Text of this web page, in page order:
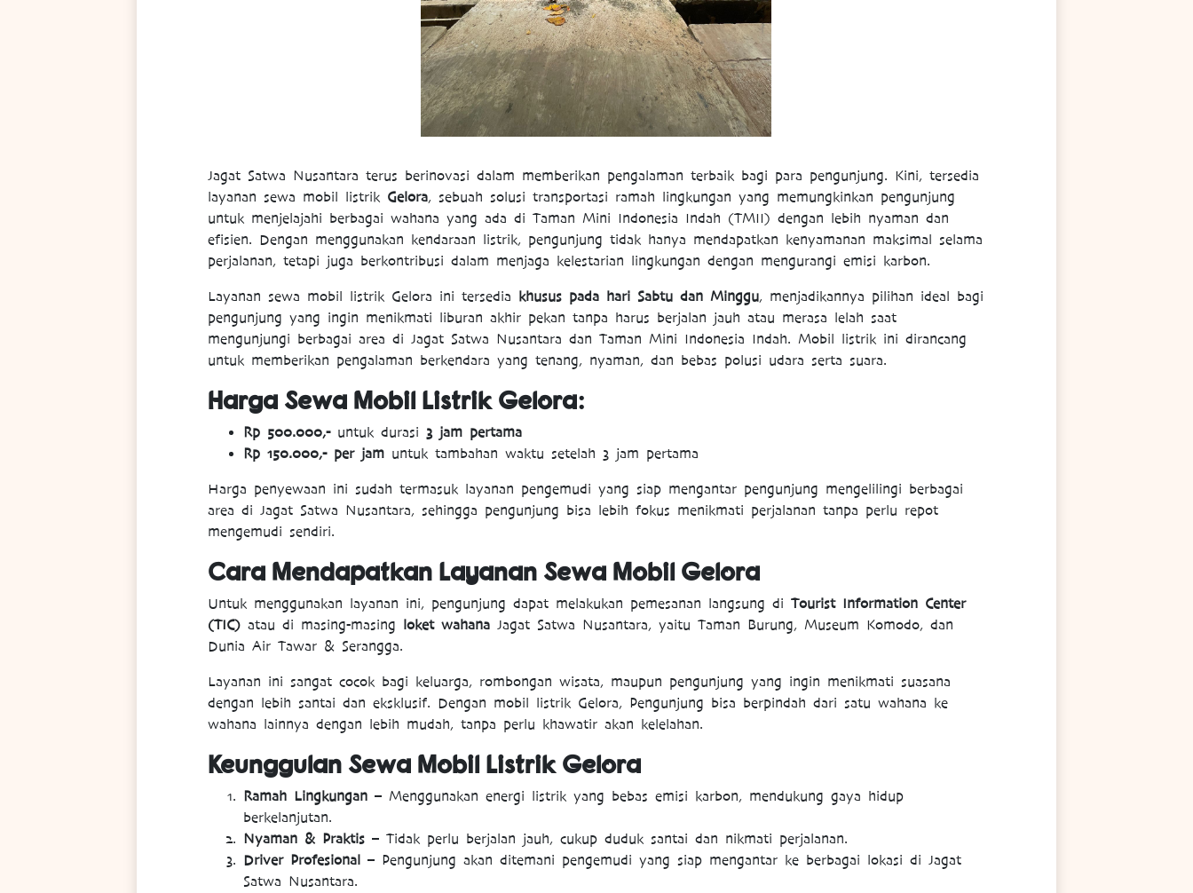
Jagat Satwa Nusantara terus berinovasi dalam memberikan pengalaman terbaik bagi para pengunjung. Kini, tersedia
layanan sewa mobil listrik Gelora, sebuah solusi transportasi ramah lingkungan yang memungkinkan pengunjung
untuk menjelajahi berbagai wahana yang ada di Taman Mini Indonesia Indah (TMII) dengan lebih nyaman dan
efisien. Dengan menggunakan kendaraan listrik, pengunjung tidak hanya mendapatkan kenyamanan maksimal selama
perjalanan, tetapi juga berkontribusi dalam menjaga kelestarian lingkungan dengan mengurangi emisi karbon.
Layanan sewa mobil listrik Gelora ini tersedia khusus pada hari Sabtu dan Minggu, menjadikannya pilihan ideal bagi
pengunjung yang ingin menikmati liburan akhir pekan tanpa harus berjalan jauh atau merasa lelah saat
mengunjungi berbagai area di Jagat Satwa Nusantara dan Taman Mini Indonesia Indah. Mobil listrik ini dirancang
untuk memberikan pengalaman berkendara yang tenang, nyaman, dan bebas polusi udara serta suara.
Harga Sewa Mobil Listrik Gelora:
Rp 500.000,-untuk durasi 3 jam pertama
Rp 150.000,- per jamuntuk tambahan waktu setelah 3 jam pertama
Harga penyewaan ini sudah termasuk layanan pengemudi yang siap mengantar pengunjung mengelilingi berbagai
area di Jagat Satwa Nusantara, sehingga pengunjung bisa lebih fokus menikmati perjalanan tanpa perlu repot
mengemudi sendiri.
Cara Mendapatkan Layanan Sewa Mobil Gelora
Untuk menggunakan layanan ini, pengunjung dapat melakukan pemesanan langsung di Tourist Information Center
(TIC)atau di masing-masing loket wahanaJagat Satwa Nusantara, yaitu Taman Burung, Museum Komodo, dan
Dunia Air Tawar & Serangga.
Layanan ini sangat cocok bagi keluarga, rombongan wisata, maupun pengunjung yang ingin menikmati suasana
dengan lebih santai dan eksklusif. Dengan mobil listrik Gelora, Pengunjung bisa berpindah dari satu wahana ke
wahana lainnya dengan lebih mudah, tanpa perlu khawatir akan kelelahan.
Keunggulan Sewa Mobil Listrik Gelora
Ramah Lingkungan– Menggunakan energi listrik yang bebas emisi karbon, mendukung gaya hidup
berkelanjutan.
Nyaman & Praktis– Tidak perlu berjalan jauh, cukup duduk santai dan nikmati perjalanan.
Driver Profesional– Pengunjung akan ditemani pengemudi yang siap mengantar ke berbagai lokasi di Jagat
Satwa Nusantara.